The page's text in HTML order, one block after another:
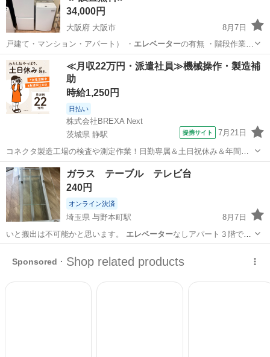
34,000円
大阪府 大阪市
8月7日
戸建て・マンション・アパート） ・ エレベーターの有無 ・階段作業の
有無（○階） …
大阪 大阪市 キッチン家電
≪月収22万円・派遣社員≫機械操作・製造補
助
時給1,250円
日払い
株式会社BREXA Next
茨城県 静駅
提携サイト 7月21日
コネクタ製造工場の検査や測定作業！日勤専属＆土日祝休み＆年間休
日128日★クリーンルーム内作業★マイカー通勤OK＆無料駐車場あり
★就業先食堂利用可！日払い制度あり！《茨城県常陸大宮市》 人気の
工場のお仕事 ◇コネクタ製造工...
茨城 常陸大宮市 その他
ガラス テーブル テレビ台
240円
オンライン決済
埼玉県 与野本町駅
8月7日
いと搬出は不可能かと思います。 エレベーターなしアパート３階で
す。 平日は夜し…